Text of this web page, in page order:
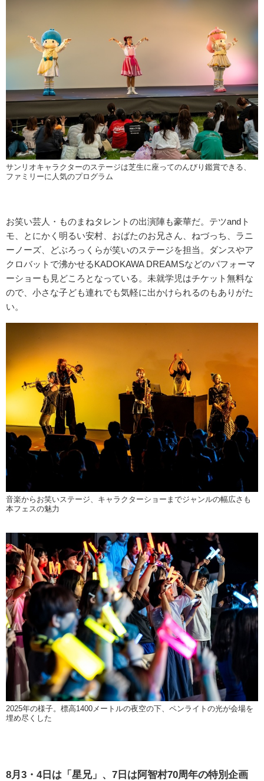
サンリオキャラクターのステージは芝生に座ってのんびり鑑賞できる、
ファミリーに人気のプログラム
お笑い芸人・ものまねタレントの出演陣も豪華だ。テツandト
モ、とにかく明るい安村、おばたのお兄さん、ねづっち、ラニ
ーノーズ、どぶろっくらが笑いのステージを担当。ダンスやア
クロバットで沸かせるKADOKAWA DREAMSなどのパフォーマ
ーショーも見どころとなっている。未就学児はチケット無料な
ので、小さな子ども連れでも気軽に出かけられるのもありがた
い。
音楽からお笑いステージ、キャラクターショーまでジャンルの幅広さも
本フェスの魅力
2025年の様子。標高1400メートルの夜空の下、ペンライトの光が会場を
埋め尽くした
8月3・4日は「星兄」、7日は阿智村70周年の特別企画